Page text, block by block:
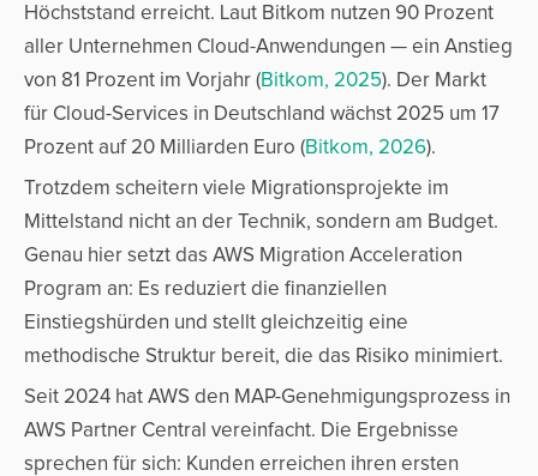
Höchststand erreicht. Laut Bitkom nutzen 90 Prozent
aller Unternehmen Cloud-Anwendungen — ein Anstieg
von 81 Prozent im Vorjahr (Bitkom, 2025). Der Markt
für Cloud-Services in Deutschland wächst 2025 um 17
Prozent auf 20 Milliarden Euro (Bitkom, 2026).
Trotzdem scheitern viele Migrationsprojekte im
Mittelstand nicht an der Technik, sondern am Budget.
Genau hier setzt das AWS Migration Acceleration
Program an: Es reduziert die finanziellen
Einstiegshürden und stellt gleichzeitig eine
methodische Struktur bereit, die das Risiko minimiert.
Seit 2024 hat AWS den MAP-Genehmigungsprozess in
AWS Partner Central vereinfacht. Die Ergebnisse
sprechen für sich: Kunden erreichen ihren ersten